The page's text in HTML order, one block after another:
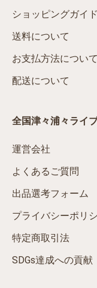
ショッピングガイド
送料について
お支払方法について
配送について
全国津々浦々ライ
運営会社
よくあるご質問
出品選考フォーム
プライバシーポリ
特定商取引法
SDGs達成への貢献